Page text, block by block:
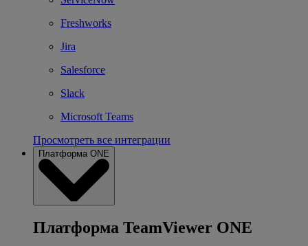
Freshworks
Jira
Salesforce
Slack
Microsoft Teams
Просмотреть все интеграции
Платформа ONE
Платформа TeamViewer ONE